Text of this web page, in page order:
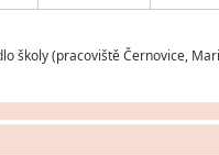
školy (pracoviště Černovice,